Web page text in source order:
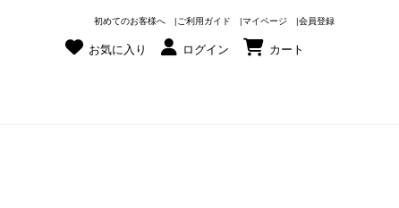
初めてのお客様へ ご利用ガイド マイページ 会員登録
お気に入り ログイン カート